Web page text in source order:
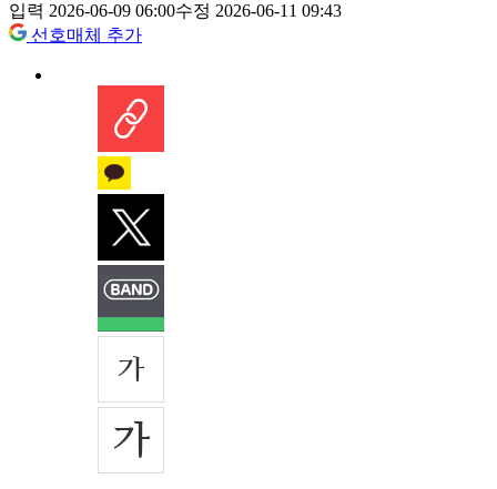
입력 2026-06-09 06:00수정 2026-06-11 09:43
선호매체 추가